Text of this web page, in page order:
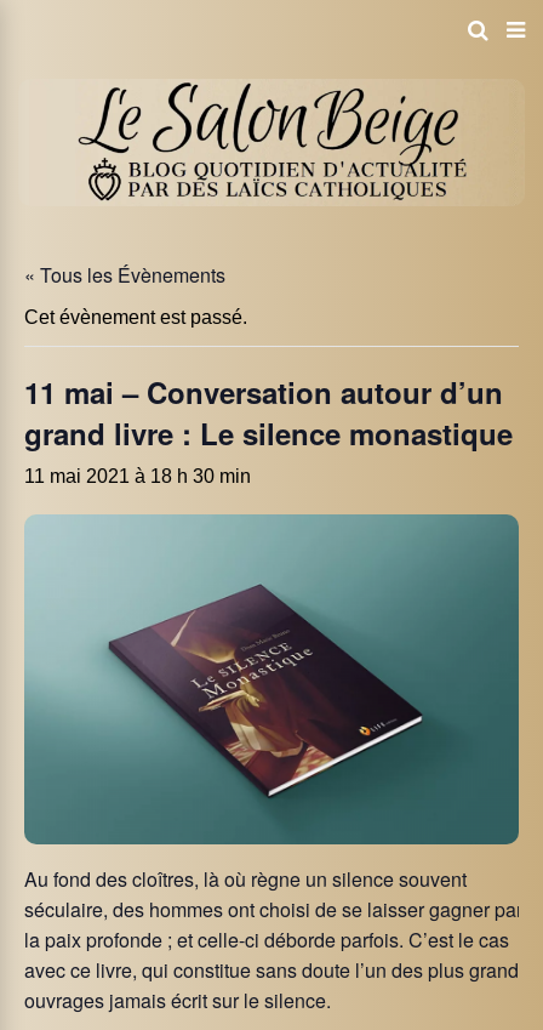
« Tous les Évènements
Cet évènement est passé.
11 mai – Conversation autour d’un
grand livre : Le silence monastique
11 mai 2021 à 18 h 30 min
Au fond des cloîtres, là où règne un silence souvent
séculaire, des hommes ont choisi de se laisser gagner par
la paix profonde ; et celle-ci déborde parfois. C’est le cas
avec ce livre, qui constitue sans doute l’un des plus grands
ouvrages jamais écrit sur le silence.